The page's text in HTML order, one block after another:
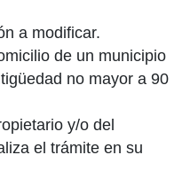
a modificar.
de un municipio
no mayor a 90
y/o del
el trámite en su